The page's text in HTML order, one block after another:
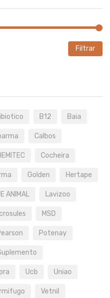
Filtrar
B12 Baia
Calbos
Cocheira
Golden Hertape
ANIMAL Lavizoo
MSD
Potenay
Ucb Uniao
Vetnil